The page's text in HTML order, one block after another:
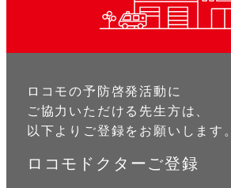
ロコモの予防啓発活動に
ご協力いただける先生方は、
以下よりご登録をお願いします。
ロコモドクターご登録